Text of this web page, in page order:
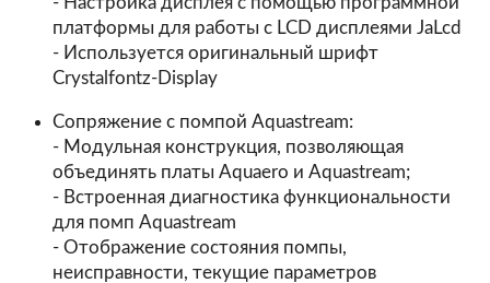
платформы для работы с LCD дисплеями JaLcd
- Используется оригинальный шрифт
Crystalfontz-Display
Сопряжение с помпой Aquastream:
- Модульная конструкция, позволяющая
объединять платы Aquaero и Aquastream;
- Встроенная диагностика функциональности
для помп Aquastream
- Отображение состояния помпы,
неисправности, текущие параметров